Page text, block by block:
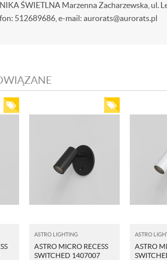
ŚWIETLNA Marzenna Zacharzewska, ul.
512689686, e-mail: aurorats@aurorats.pl
ASTRO LIGHTING
ASTRO MICRO RECESS
SWITCHED 1407007
ASTRO
ASTRO